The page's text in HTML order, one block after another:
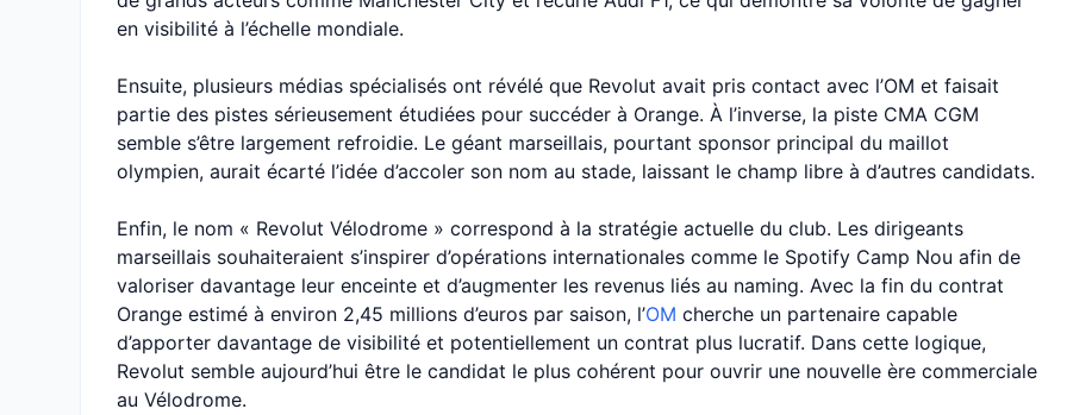
en visibilité à l’échelle mondiale.
Ensuite, plusieurs médias spécialisés ont révélé que Revolut avait pris contact avec l’OM et faisait
partie des pistes sérieusement étudiées pour succéder à Orange. À l’inverse, la piste CMA CGM
semble s’être largement refroidie. Le géant marseillais, pourtant sponsor principal du maillot
olympien, aurait écarté l’idée d’accoler son nom au stade, laissant le champ libre à d’autres candidats.
Enfin, le nom « Revolut Vélodrome » correspond à la stratégie actuelle du club. Les dirigeants
marseillais souhaiteraient s’inspirer d’opérations internationales comme le Spotify Camp Nou afin de
valoriser davantage leur enceinte et d’augmenter les revenus liés au naming. Avec la fin du contrat
Orange estimé à environ 2,45 millions d’euros par saison, l’OM cherche un partenaire capable
d’apporter davantage de visibilité et potentiellement un contrat plus lucratif. Dans cette logique,
Revolut semble aujourd’hui être le candidat le plus cohérent pour ouvrir une nouvelle ère commerciale
au Vélodrome.